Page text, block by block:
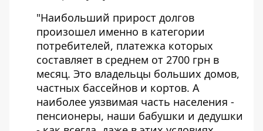
"Наибольший прирост долгов
произошел именно в категории
потребителей, платежка которых
составляет в среднем от 2700 грн в
месяц. Это владельцы больших домов,
частных бассейнов и кортов. А
наиболее уязвимая часть населения -
пенсионеры, наши бабушки и дедушки